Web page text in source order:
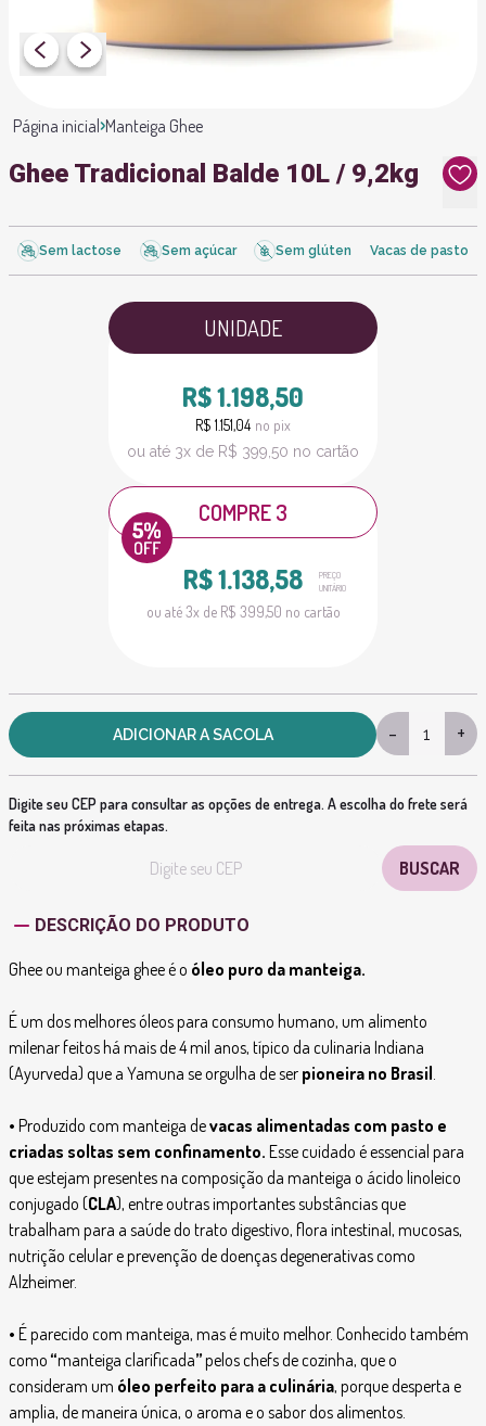
Página inicial Manteiga Ghee
Ghee Tradicional Balde 10L / 9,2kg
Sem lactose Sem açúcar Sem glúten Vacas de pasto
UNIDADE
R$ 1.198,50
R$ 1.151,04 no pix
ou até 3x de R$ 399,50 no cartão
COMPRE 3
R$ 1.138,58
ou até 3x de R$ 399,50 no cartão
PREÇO
UNITÁRIO
ADICIONAR A SACOLA - +
Digite seu CEP para consultar as opções de entrega. A escolha do frete será
feita nas próximas etapas.
DESCRIÇÃO DO PRODUTO
Ghee ou manteiga ghee é o óleo puro da manteiga.
É um dos melhores óleos para consumo humano, um alimento
milenar feitos há mais de 4 mil anos, típico da culinaria Indiana
(Ayurveda) que a Yamuna se orgulha de ser pioneira no Brasil.
• Produzido com manteiga devacas alimentadas com pasto e
criadas soltas sem confinamento. Esse cuidado é essencial para
que estejam presentes na composição da manteiga o ácido linoleico
conjugado (CLA), entre outras importantes substâncias que
trabalham para a saúde do trato digestivo, flora intestinal, mucosas,
nutrição celular e prevenção de doenças degenerativas como
Alzheimer.
• É parecido com manteiga, mas é muito melhor. Conhecido também
como “manteiga clarificada”pelos chefs de cozinha, que o
consideram um óleo perfeito para a culinária, porque desperta e
amplia, de maneira única, o aroma e o sabor dos alimentos.